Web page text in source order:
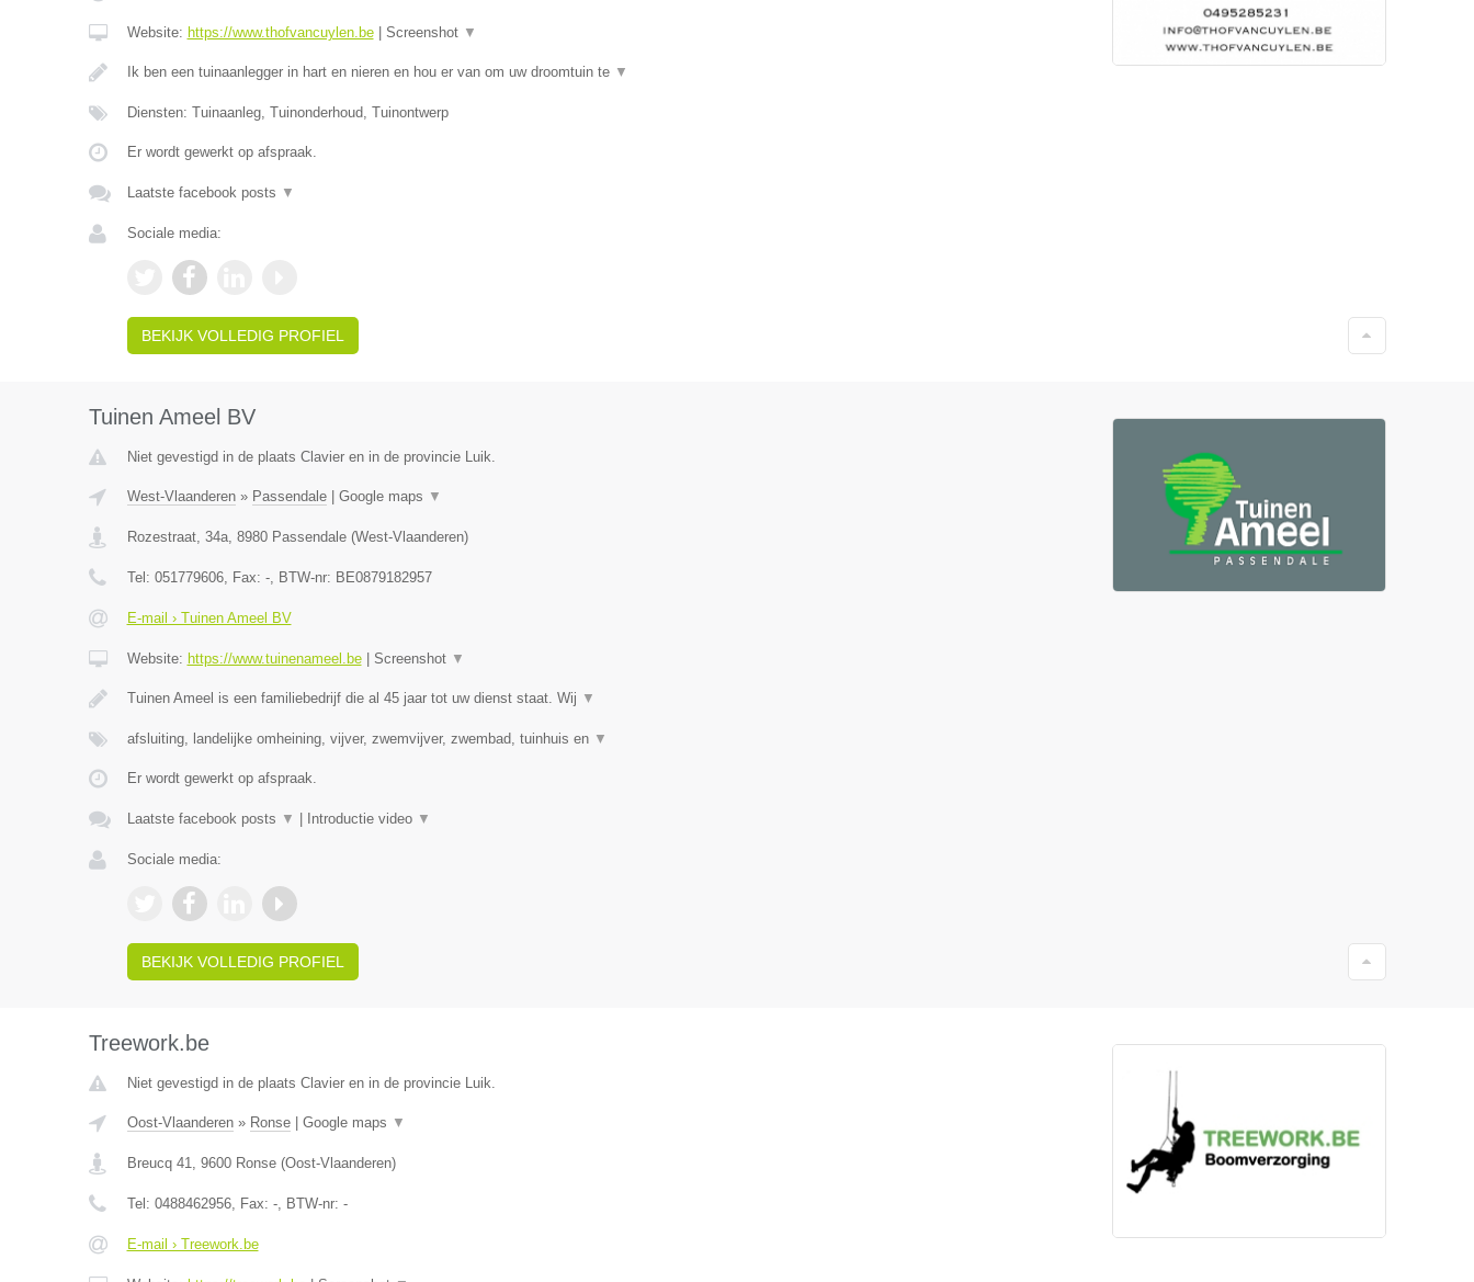
Website: https://www.thofvancuylen.be| Screenshot ▼
Ik ben een tuinaanlegger in hart en nieren en hou er van om uw droomtuin te ▼
Diensten: Tuinaanleg, Tuinonderhoud, Tuinontwerp
Er wordt gewerkt op afspraak.
Laatste facebook posts ▼
Sociale media:
BEKIJK VOLLEDIG PROFIEL
Tuinen Ameel BV
Niet gevestigd in de plaats Clavier en in de provincie Luik.
West-Vlaanderen» Passendale| Google maps ▼
Rozestraat, 34a, 8980 Passendale(West-Vlaanderen)
Tel: 051779606, Fax: -, BTW-nr: BE0879182957
E-mail › Tuinen Ameel BV
Website: https://www.tuinenameel.be| Screenshot ▼
Tuinen Ameel is een familiebedrijf die al 45 jaar tot uw dienst staat. Wij ▼
afsluiting, landelijke omheining, vijver, zwemvijver, zwembad, tuinhuis en ▼
Er wordt gewerkt op afspraak.
Laatste facebook posts ▼ Introductie video ▼
Sociale media:
BEKIJK VOLLEDIG PROFIEL
Treework.be
Niet gevestigd in de plaats Clavier en in de provincie Luik.
Oost-Vlaanderen» Ronse| Google maps ▼
Breucq 41, 9600 Ronse(Oost-Vlaanderen)
Tel: 0488462956, Fax: -, BTW-nr: -
E-mail › Treework.be